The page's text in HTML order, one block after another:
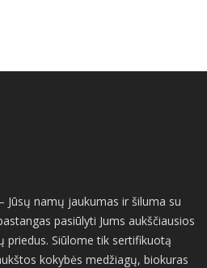
Jūsų namų jaukumas ir šiluma su
pasiūlyti Jums aukščiausios
priedus. Siūlome tik sertifikuotą
kokybės medžiagų, biokuras